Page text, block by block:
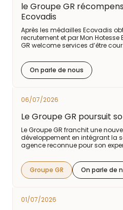
le Groupe GR
Ecovadis
Après les médailles Ecovadis
recrutement et par Mon Hotesse
GR welcome services d’être
On parle de nous
06/07/2026
Le Groupe GR poursuit
Le Groupe GR franchit une
développement en intégrant la
agence reconnue pour son
Groupe GR On parle de
01/07/2026